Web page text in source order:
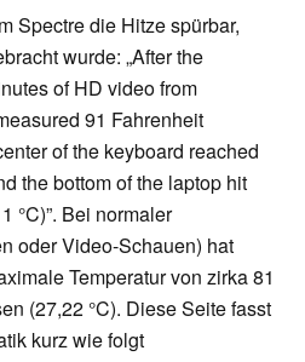
Spectre die Hitze spürbar,
wurde: „After the
of HD video from
91 Fahrenheit
of the keyboard reached
the bottom of the laptop hit
°C)”. Bei normaler
oder Video-Schauen) hat
Temperatur von zirka 81
(27,22 °C). Diese Seite fasst
kurz wie folgt